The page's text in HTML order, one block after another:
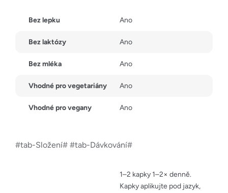
Bez lepku Ano
Bez laktózy Ano
Bez mléka Ano
Vhodné pro vegetariány Ano
Vhodné pro vegany Ano
#tab-Složení# #tab-Dávkování#
1–2 kapky 1–2× denně.
Kapky aplikujte pod jazyk,